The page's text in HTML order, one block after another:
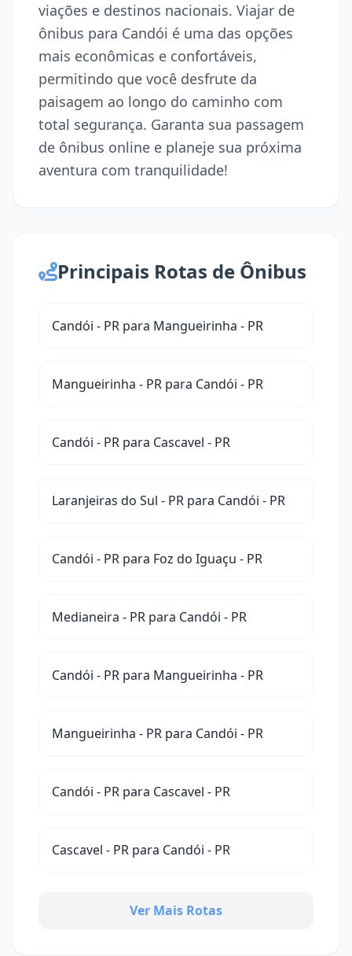
viações e destinos nacionais. Viajar de
ônibus para Candói é uma das opções
mais econômicas e confortáveis,
permitindo que você desfrute da
paisagem ao longo do caminho com
total segurança. Garanta sua passagem
de ônibus online e planeje sua próxima
aventura com tranquilidade!
Principais Rotas de Ônibus
Candói - PR para Mangueirinha - PR
Mangueirinha - PR para Candói - PR
Candói - PR para Cascavel - PR
Laranjeiras do Sul - PR para Candói - PR
Candói - PR para Foz do Iguaçu - PR
Medianeira - PR para Candói - PR
Candói - PR para Mangueirinha - PR
Mangueirinha - PR para Candói - PR
Candói - PR para Cascavel - PR
Cascavel - PR para Candói - PR
Ver Mais Rotas